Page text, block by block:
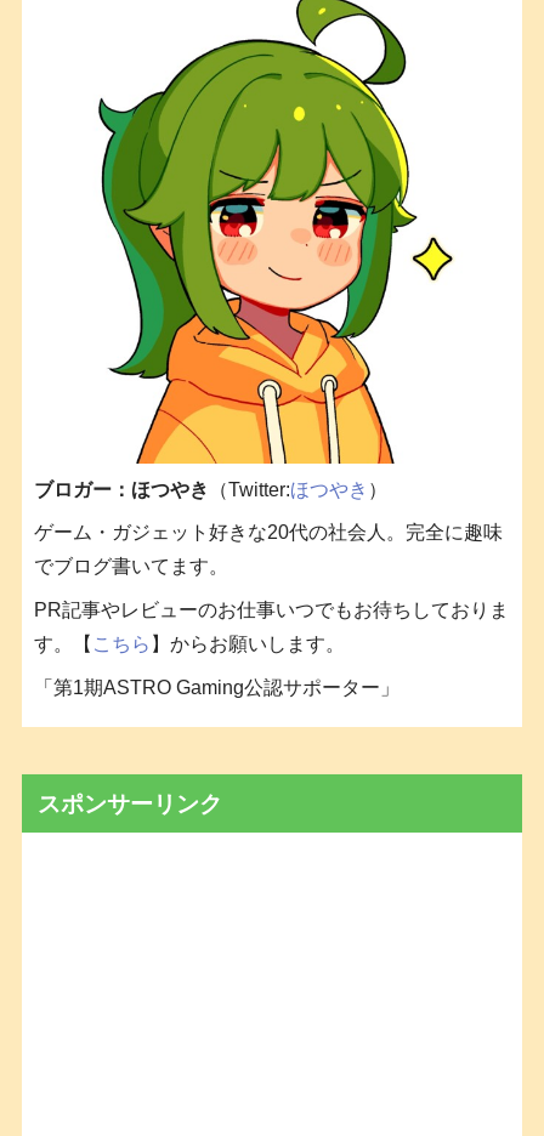
ブロガー：ほつやき （Twitter:ほつやき ）
ゲーム・ガジェット好きな20代の社会人。完全に趣味
でブログ書いてます。
PR記事やレビューのお仕事いつでもお待ちしておりま
す。【 こちら 】からお願いします。
「第1期ASTRO Gaming公認サポーター」
スポンサーリンク